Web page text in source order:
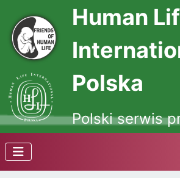
Human
Polska
Polski serwis